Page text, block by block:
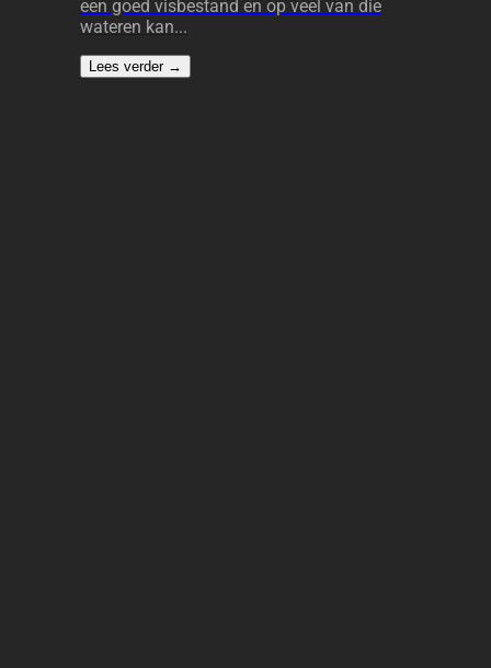
een goed visbestand en op veel van die
wateren kan...
Lees verder →